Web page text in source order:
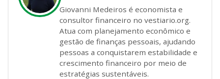
Giovanni Medeiros é economista e
consultor financeiro no vestiario.org.
Atua com planejamento econômico e
gestão de finanças pessoais, ajudando
pessoas a conquistarem estabilidade e
crescimento financeiro por meio de
estratégias sustentáveis.